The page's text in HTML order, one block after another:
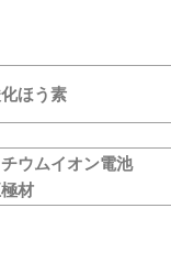
ほう素
チウムイオン電池
材